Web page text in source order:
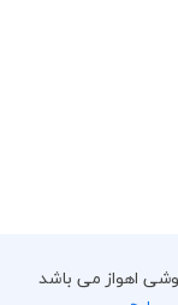
اهواز می باشد